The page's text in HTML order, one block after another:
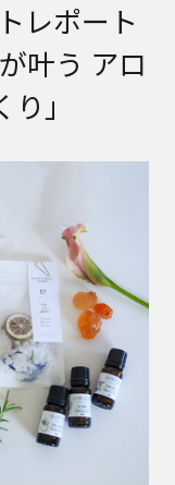
レポート
叶う アロ
」